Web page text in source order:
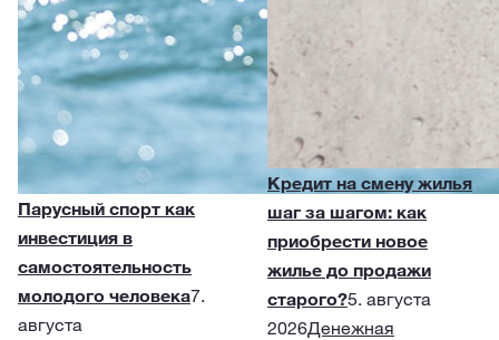
Парусный спорт как
инвестиция в
самостоятельность
молодого человека7.
августа
Кредит на смену жилья
шаг за шагом: как
приобрести новое
жилье до продажи
старого?5. августа
2026Денежная